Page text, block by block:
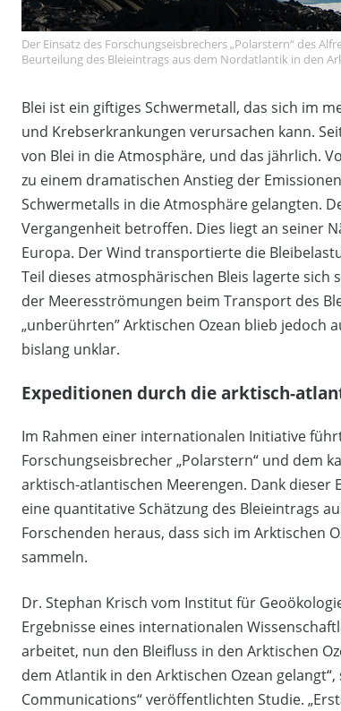
Der Einsatz des Forschungseisbrechers „Polarstern“ des
Beurteilung des Bleieintrags aus dem Nordatlantik in den
Blei ist ein giftiges Schwermetall, das sich im
und Krebserkrankungen verursachen kann.
von Blei in die Atmosphäre, und das jährlich.
zu einem dramatischen Anstieg der
Schwermetalls in die Atmosphäre gelangten.
Vergangenheit betroffen. Dies liegt an seiner
Europa. Der Wind transportierte die
Teil dieses atmosphärischen Bleis lagerte sich
der Meeresströmungen beim Transport des
„unberührten” Arktischen Ozean blieb jedoch
bislang unklar.
Expeditionen durch die arktisch-
Im Rahmen einer internationalen Initiative
Forschungseisbrecher „Polarstern“ und dem
arktisch-atlantischen Meerengen. Dank
eine quantitative Schätzung des Bleieintrags
Forschenden heraus, dass sich im Arktischen
sammeln.
Dr. Stephan Krisch vom Institut für
Ergebnisse eines internationalen
arbeitet, nun den Bleifluss in den Arktischen
dem Atlantik in den Arktischen Ozean
Communications“ veröffentlichten Studie.